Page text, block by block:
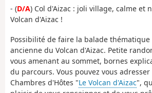
- (D/A) Col d'Aizac : joli village, calme et
Volcan d'Aizac !
Possibilité de faire la balade
ancienne du Volcan d'Aizac. Petite
vous amenant au sommet, bornes
du parcours. Vous pouvez vous
Chambres d'Hôtes "Le Volcan d'Aizac",